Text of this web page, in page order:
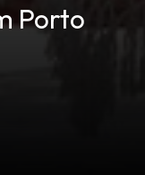
Porto